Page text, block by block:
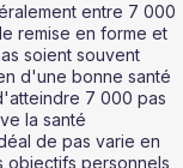
entre 7 000
remise en forme et
soient souvent
d'une bonne santé
7 000 pas
la santé
de pas varie en
personnels